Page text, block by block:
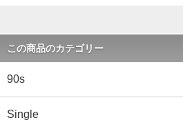
この商品のカテゴリー
90s
Single